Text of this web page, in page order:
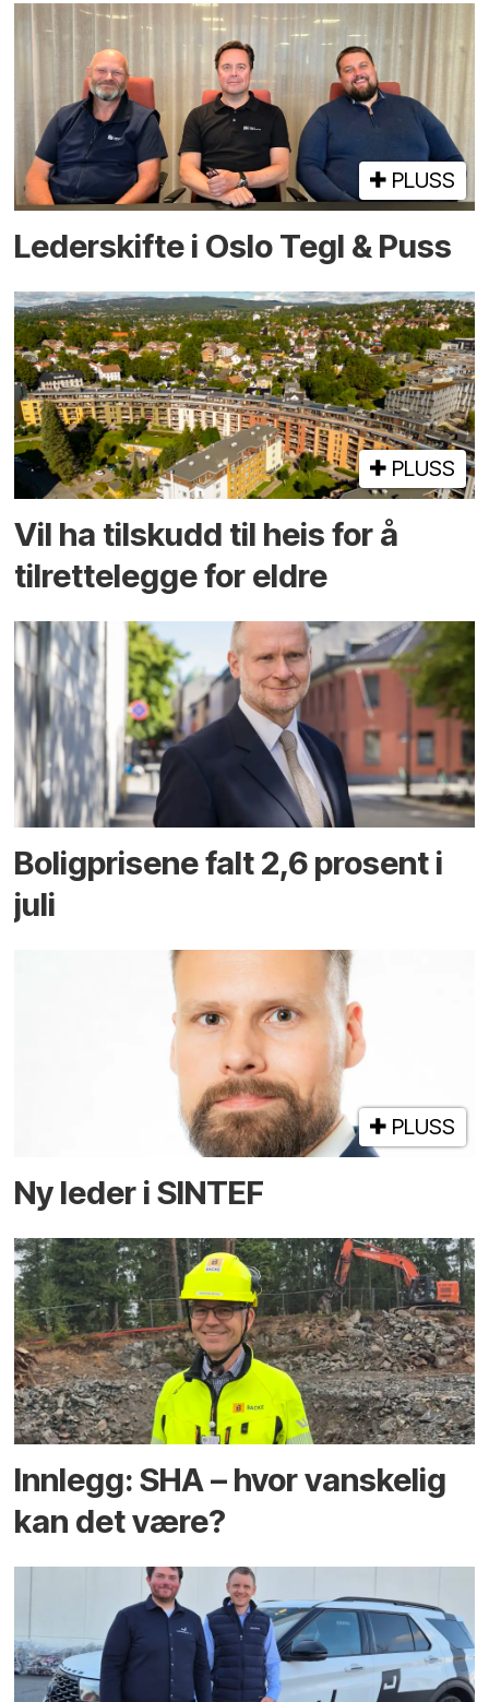
PLUSS
Lederskifte i Oslo Tegl & Puss
PLUSS
Vil ha tilskudd til heis for å
tilrettelegge for eldre
Boligprisene falt 2,6 prosent i
juli
PLUSS
Ny leder i SINTEF
Innlegg: SHA – hvor vanskelig
kan det være?